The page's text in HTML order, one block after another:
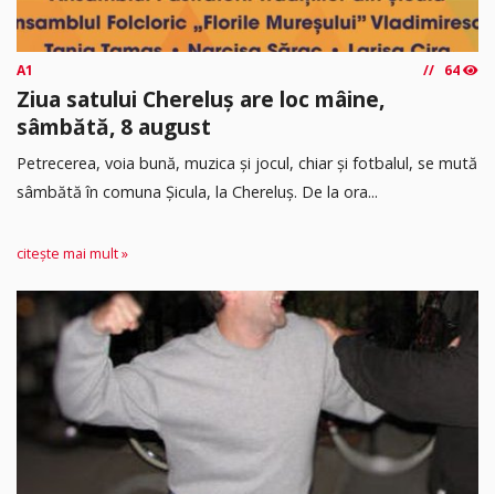
A1 64
Ziua satului Chereluș are loc mâine,
sâmbătă, 8 august
Petrecerea, voia bună, muzica și jocul, chiar și fotbalul, se mută
sâmbătă în comuna Șicula, la Chereluș. De la ora...
citește mai mult »